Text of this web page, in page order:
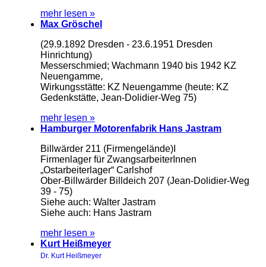
mehr lesen »
Max Gröschel
(29.9.1892 Dresden - 23.6.1951 Dresden
Hinrichtung)
Messerschmied; Wachmann 1940 bis 1942 KZ
Neuengamme,
Wirkungsstätte: KZ Neuengamme (heute: KZ
Gedenkstätte, Jean-Dolidier-Weg 75)
mehr lesen »
Hamburger Motorenfabrik Hans Jastram
Billwärder 211 (Firmengelände)I
Firmenlager für ZwangsarbeiterInnen
„Ostarbeiterlager“ Carlshof
Ober-Billwärder Billdeich 207 (Jean-Dolidier-Weg
39 - 75)
Siehe auch: Walter Jastram
Siehe auch: Hans Jastram
mehr lesen »
Kurt Heißmeyer
Dr. Kurt Heißmeyer